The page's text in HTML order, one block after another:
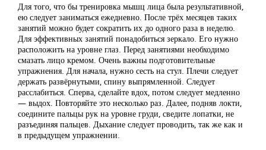
Для того, что бы тренировка мышц лица была результативной,
ею следует заниматься ежедневно. После трёх месяцев таких
занятий можно будет сократить их до одного раза в неделю.
Для эффективных занятий понадобиться зеркало. Его нужно
расположить на уровне глаз. Перед занятиями необходимо
смазать лицо кремом. Очень важны подготовительные
упражнения. Для начала, нужно сесть на стул. Плечи следует
держать развёрнутыми, спину выпрямленной. Следует
расслабиться. Сперва, сделайте вдох, потом следует медленно
— выдох. Повторяйте это несколько раз. Далее, подняв локти,
соедините пальцы рук на уровне груди, сведите лопатки, не
разъединяя пальцев. Дыхание следует проводить, так же как и
в предыдущем упражнении.